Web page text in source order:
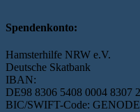
Spendenkonto:
Hamsterhilfe NRW e.V.
Deutsche Skatbank
IBAN:
DE98 8306 5408 0004 8307
BIC/SWIFT-Code: